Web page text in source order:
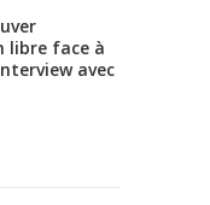
libre face à
avec